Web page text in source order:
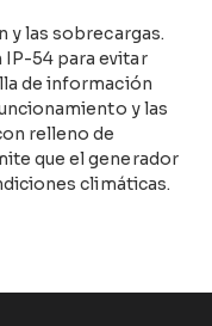
y las sobrecargas.
54 para evitar
de información
y las
relleno de
que el generador
climáticas.